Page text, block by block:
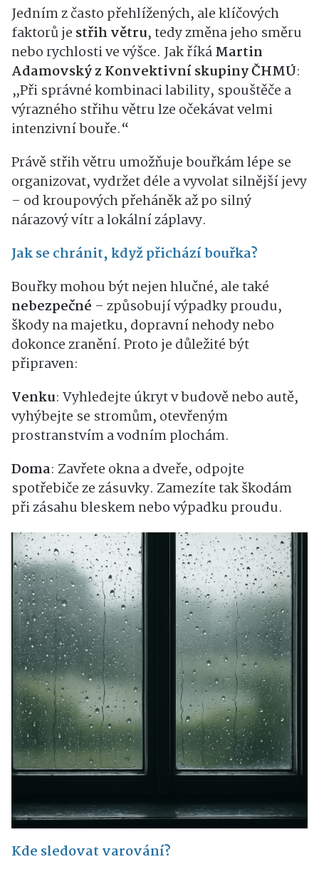
Jedním z často přehlížených, ale klíčových
faktorů je střih větru, tedy změna jeho směru
nebo rychlosti ve výšce. Jak říkáMartin
Adamovský z Konvektivní skupiny ČHMÚ:
„Při správné kombinaci lability, spouštěče a
výrazného střihu větru lze očekávat velmi
intenzivní bouře.“
Právě střih větru umožňuje bouřkám lépe se
organizovat, vydržet déle a vyvolat silnější jevy
– od kroupových přeháněk až po silný
nárazový vítr a lokální záplavy.
Jak se chránit, když přichází bouřka?
Bouřky mohou být nejen hlučné, ale také
nebezpečné – způsobují výpadky proudu,
škody na majetku, dopravní nehody nebo
dokonce zranění. Proto je důležité být
připraven:
Venku: Vyhledejte úkryt v budově nebo autě,
vyhýbejte se stromům, otevřeným
prostranstvím a vodním plochám.
Doma: Zavřete okna a dveře, odpojte
spotřebiče ze zásuvky. Zamezíte tak škodám
při zásahu bleskem nebo výpadku proudu.
Kde sledovat varování?